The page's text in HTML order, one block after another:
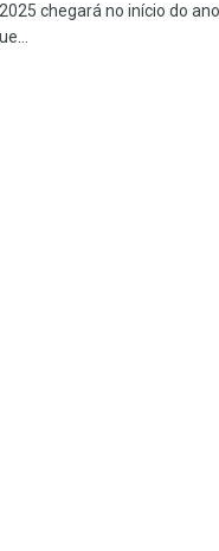
chegará no início do ano